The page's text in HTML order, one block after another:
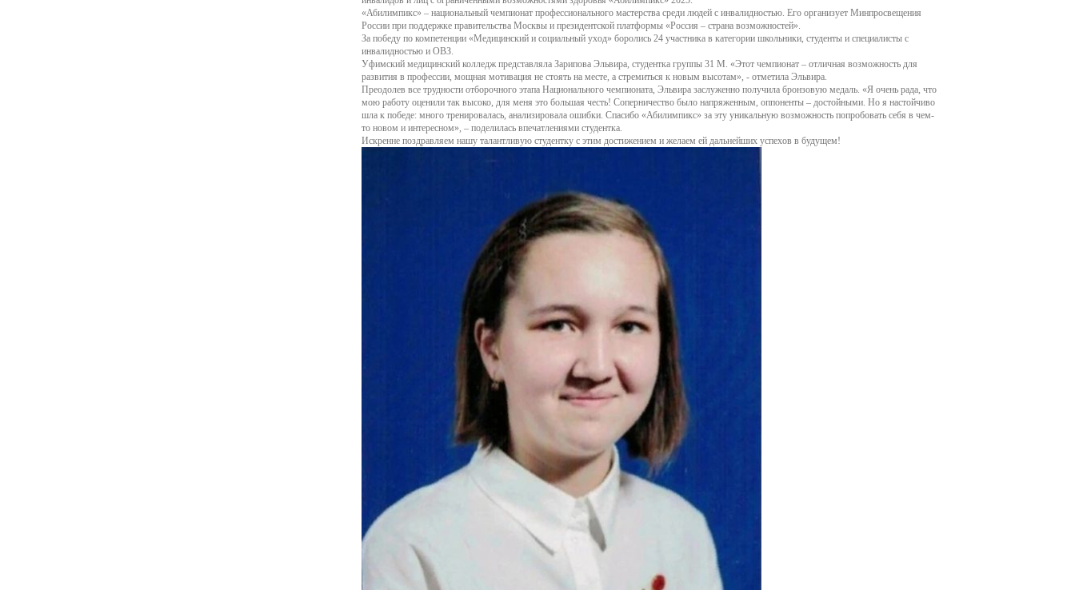
вопросы
обучение
Положение о порядке
учета результатов
достижений поступающих
Положение об
экзаменационной
комиссии
Положение об
апелляционной комиссии
Положение о приёмной
комиссии
Положение о конкурсе
Положение о
Электронная
образовательная среда
Требование к внешнему
виду студента
Общежитие
Культура и спорт
Молодежь против
терроризма и экстремизма
Антинаркотический
Центр содействия
трудоустройству
выпускников
Стипендия Главы
Республики Башкортостан
Правила безопасного
поведения
наставничеству
педагога и наставника
Молодому педагогу
Карта сайта
профилактическая
медицина
Нормативные документы
ФУМО по УГПС 32.00.00
Науки о здоровье и
Планы работы и отчеты
ФУМО по УГПС 32.00.00
Науки о здоровье и
профилактическая
Протоколы заседаний
ФУМО по УГПС 32.00.00
Науки о здоровье и
профилактическая
медицина
Состав и структура ФУМО
по УГПС 32.00.00 Науки о
здоровье и
Курсы повышения
квалификации
Дополнительные
общеразвивающие
программы
Календарный учебный
график обучения
«Абилимпикс» – национальный чемпионат профессионального мастерства среди людей с инвалидностью. Его организует Минпросвещения
России при поддержке правительства Москвы и президентской платформы «Россия – страна возможностей».
За победу по компетенции «Медицинский и социальный уход» боролись 24 участника в категории школьники, студенты и специалисты с
инвалидностью и ОВЗ.
Уфимский медицинский колледж представляла Зарипова Эльвира, студентка группы 31 М. «Этот чемпионат – отличная возможность для
развития в профессии, мощная мотивация не стоять на месте, а стремиться к новым высотам», - отметила Эльвира.
Преодолев все трудности отборочного этапа Национального чемпионата, Эльвира заслуженно получила бронзовую медаль. «Я очень рада, что
мою работу оценили так высоко, для меня это большая честь! Соперничество было напряженным, оппоненты – достойными. Но я настойчиво
шла к победе: много тренировалась, анализировала ошибки. Спасибо «Абилимпикс» за эту уникальную возможность попробовать себя в чем-
то новом и интересном», – поделилась впечатлениями студентка.
Искренне поздравляем нашу талантливую студентку с этим достижением и желаем ей дальнейших успехов в будущем!